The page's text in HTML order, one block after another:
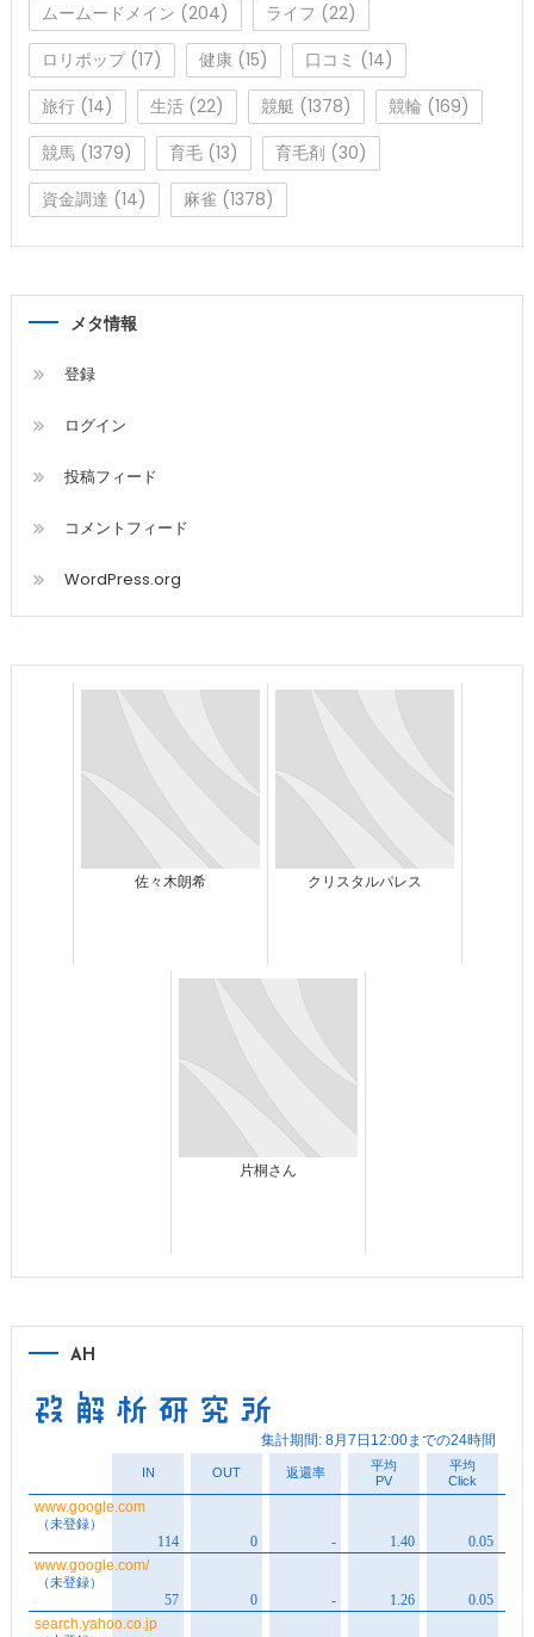
ムームードメイン (204) ライフ (22)
ロリポップ(17) 健康(15) 口コミ (14)
旅行(14) 生活(22) 競艇 (1378) 競輪 (169)
競馬(1379) 育毛(13) 育毛剤 (30)
資金調達 (14) 麻雀(1378)
メタ情報
登録
ログイン
投稿フィード
コメントフィード
WordPress.org
佐々木朗希 クリスタルパレス
片桐さん
AH